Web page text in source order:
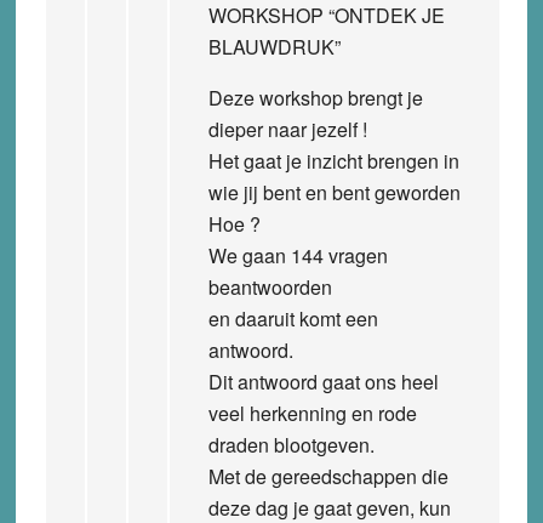
WORKSHOP “ONTDEK JE
BLAUWDRUK”
Deze workshop brengt je
dieper naar jezelf !
Het gaat je inzicht brengen in
wie jij bent en bent geworden
Hoe ?
We gaan 144 vragen
beantwoorden
en daaruit komt een
antwoord.
Dit antwoord gaat ons heel
veel herkenning en rode
draden blootgeven.
Met de gereedschappen die
deze dag je gaat geven, kun